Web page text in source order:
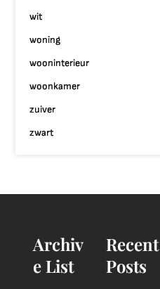
wit
woning
wooninterieur
woonkamer
zuiver
zwart
Archiv
e List
Recent
Posts